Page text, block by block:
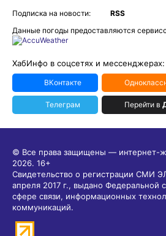
Подписка на новости:
RSS
Данные погоды предоставляются
ХабИнфо в соцсетях и мессенджерах:
ВКонтакте
Телеграм Перейти в
© Все права защищены — интернет-
2026. 16+
Свидетельство о регистрации СМИ
апреля 2017 г., выдано Федеральной
сфере связи, информационных
коммуникаций.